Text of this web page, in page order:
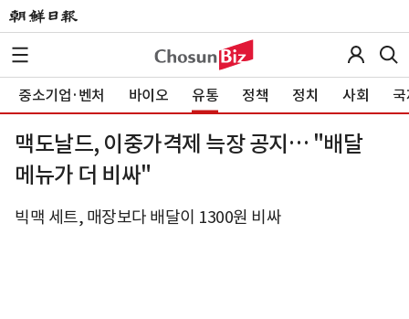
중소기업·벤처 바이오 유통 정책 정치 사회
맥도날드, 이중가격제 늑장 공지… "배달
메뉴가 더 비싸"
빅맥 세트, 매장보다 배달이 1300원 비싸